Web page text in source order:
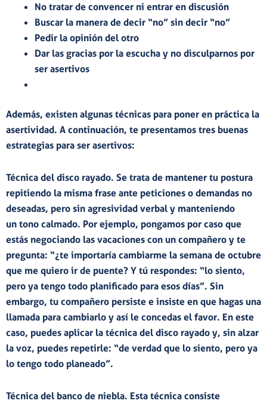
No tratar de convencer ni entrar en discusión
Buscar la manera de decir “no” sin decir “no”
Pedir la opinión del otro
Dar las gracias por la escucha y no disculparnos por
ser asertivos
Además, existen algunas técnicas para poner en práctica la
asertividad. A continuación, te presentamos tres buenas
estrategias para ser asertivos:
Técnica del disco rayado. Se trata de mantener tu postura
repitiendo la misma frase ante peticiones o demandas no
deseadas, pero sin agresividad verbal y manteniendo
un tono calmado. Por ejemplo, pongamos por caso que
estás negociando las vacaciones con un compañero y te
pregunta: “¿te importaría cambiarme la semana de octubre
que me quiero ir de puente? Y tú respondes: “lo siento,
pero ya tengo todo planificado para esos días”. Sin
embargo, tu compañero persiste e insiste en que hagas una
llamada para cambiarlo y así le concedas el favor. En este
caso, puedes aplicar la técnica del disco rayado y, sin alzar
la voz, puedes repetirle: “de verdad que lo siento, pero ya
lo tengo todo planeado”.
Técnica del banco de niebla. Esta técnica consiste